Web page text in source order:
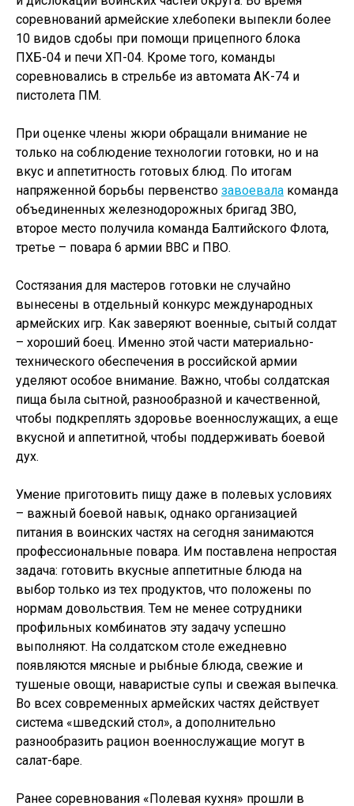
соревнований армейские хлебопеки выпекли более
10 видов сдобы при помощи прицепного блока
ПХБ-04 и печи ХП-04. Кроме того, команды
соревновались в стрельбе из автомата АК-74 и
пистолета ПМ.
При оценке члены жюри обращали внимание не
только на соблюдение технологии готовки, но и на
вкус и аппетитность готовых блюд. По итогам
напряженной борьбы первенство завоевала команда
объединенных железнодорожных бригад ЗВО,
второе место получила команда Балтийского Флота,
третье – повара 6 армии ВВС и ПВО.
Состязания для мастеров готовки не случайно
вынесены в отдельный конкурс международных
армейских игр. Как заверяют военные, сытый солдат
– хороший боец. Именно этой части материально-
технического обеспечения в российской армии
уделяют особое внимание. Важно, чтобы солдатская
пища была сытной, разнообразной и качественной,
чтобы подкреплять здоровье военнослужащих, а еще
вкусной и аппетитной, чтобы поддерживать боевой
дух.
Умение приготовить пищу даже в полевых условиях
– важный боевой навык, однако организацией
питания в воинских частях на сегодня занимаются
профессиональные повара. Им поставлена непростая
задача: готовить вкусные аппетитные блюда на
выбор только из тех продуктов, что положены по
нормам довольствия. Тем не менее сотрудники
профильных комбинатов эту задачу успешно
выполняют. На солдатском столе ежедневно
появляются мясные и рыбные блюда, свежие и
тушеные овощи, наваристые супы и свежая выпечка.
Во всех современных армейских частях действует
система «шведский стол», а дополнительно
разнообразить рацион военнослужащие могут в
салат-баре.
Ранее соревнования «Полевая кухня» прошли в